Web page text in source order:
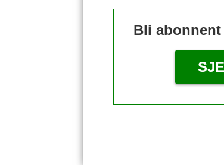
Bli abonnent